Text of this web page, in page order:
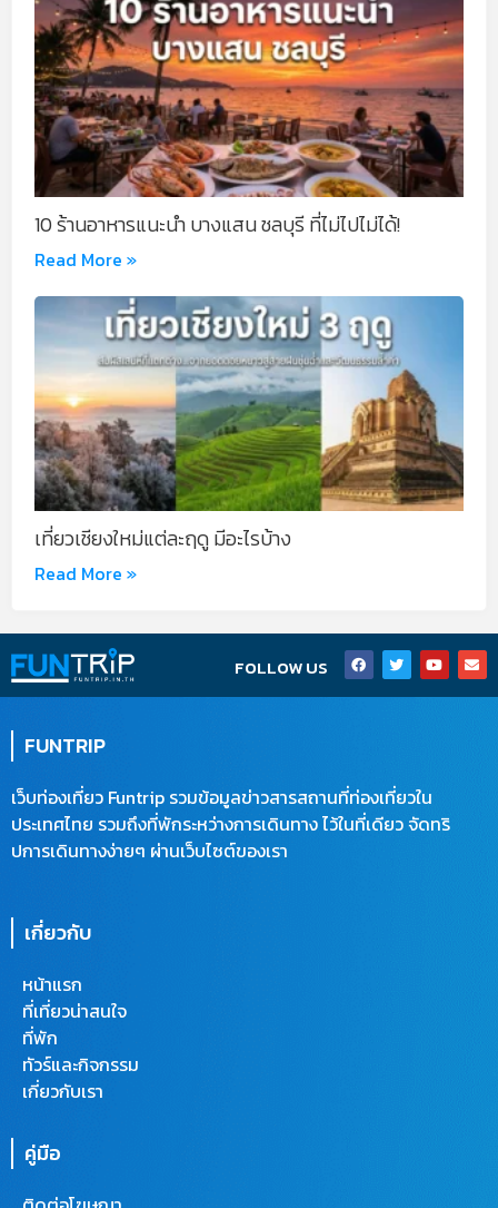
10 ร้านอาหารแนะนำ บางแสน ชลบุรี ที่ไม่ไปไม่ได้!
Read More »
เที่ยวเชียงใหม่แต่ละฤดู มีอะไรบ้าง
Read More »
FOLLOW US F
a
c
e
T
w
i
t
Y
o
u
t
E
n
v
e
FUNTRIP
เว็บท่องเที่ยว Funtrip รวมข้อมูลข่าวสารสถานที่ท่องเที่ยวใน
ประเทศไทย รวมถึงที่พักระหว่างการเดินทาง ไว้ในที่เดียว จัดทริ
ปการเดินทางง่ายๆ ผ่านเว็บไซต์ของเรา
เกี่ยวกับ
หน้าแรก
ที่เที่ยวน่าสนใจ
ที่พัก
ทัวร์และกิจกรรม
เกี่ยวกับเรา
คู่มือ